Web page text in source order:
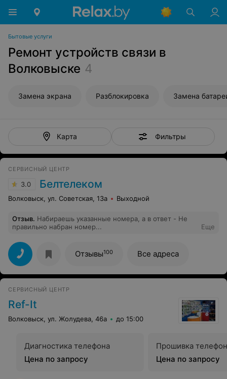
Бытовые услуги
Ремонт устройств связи в
Волковыске 4
Замена экрана Разблокировка Замена
Карта Фильтры
СЕРВИСНЫЙ ЦЕНТР
3.0 Белтелеком
Волковыск, ул. Советская, 13а Выходной
Отзыв. Набираешь указанные номера, а в ответ - Не
правильно набран номер...
Еще
Отзывы100 Все адреса
СЕРВИСНЫЙ ЦЕНТР
Ref-It
Волковыск, ул. Жолудева, 46а до 15:00
Диагностика телефона
Цена по запросу
Прошивка
Цена по запросу